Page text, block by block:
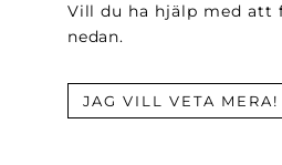
Vill du ha hjälp med att
nedan.
JAG VILL VETA MERA!